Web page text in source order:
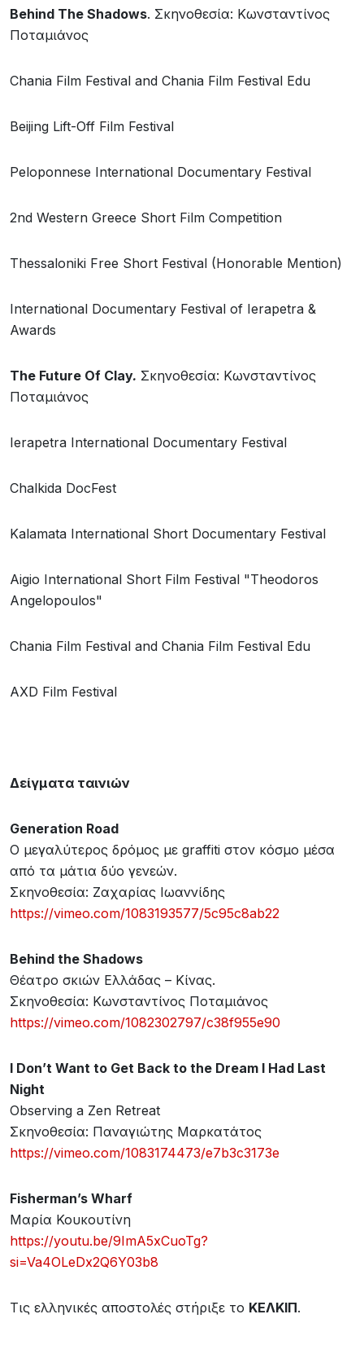
Behind The Shadows. Σκηνοθεσία: Κωνσταντίνος
Ποταμιάνος
Chania Film Festival and Chania Film Festival Edu
Beijing Lift-Off Film Festival
Peloponnese International Documentary Festival
2nd Western Greece Short Film Competition
Thessaloniki Free Short Festival (Honorable Mention)
International Documentary Festival of Ierapetra &
Awards
The Future Of Clay. Σκηνοθεσία: Κωνσταντίνος
Ποταμιάνος
Ierapetra International Documentary Festival
Chalkida DocFest
Kalamata International Short Documentary Festival
Aigio International Short Film Festival "Theodoros
Angelopoulos"
Chania Film Festival and Chania Film Festival Edu
AXD Film Festival
Δείγματα ταινιών
Generation Road
Ο μεγαλύτερος δρόμος με graffiti στον κόσμο μέσα
από τα μάτια δύο γενεών.
Σκηνοθεσία: Ζαχαρίας Ιωαννίδης
https://vimeo.com/1083193577/5c95c8ab22
Behind the Shadows
Θέατρο σκιών Ελλάδας – Κίνας.
Σκηνοθεσία: Κωνσταντίνος Ποταμιάνος
https://vimeo.com/1082302797/c38f955e90
I Don’t Want to Get Back to the Dream I Had Last
Night
Observing a Zen Retreat
Σκηνοθεσία: Παναγιώτης Μαρκατάτος
https://vimeo.com/1083174473/e7b3c3173e
Fisherman’s Wharf
Μαρία Κουκουτίνη
https://youtu.be/9ImA5xCuoTg?
si=Va4OLeDx2Q6Y03b8
Τις ελληνικές αποστολές στήριξε το ΚΕΛΚΙΠ.